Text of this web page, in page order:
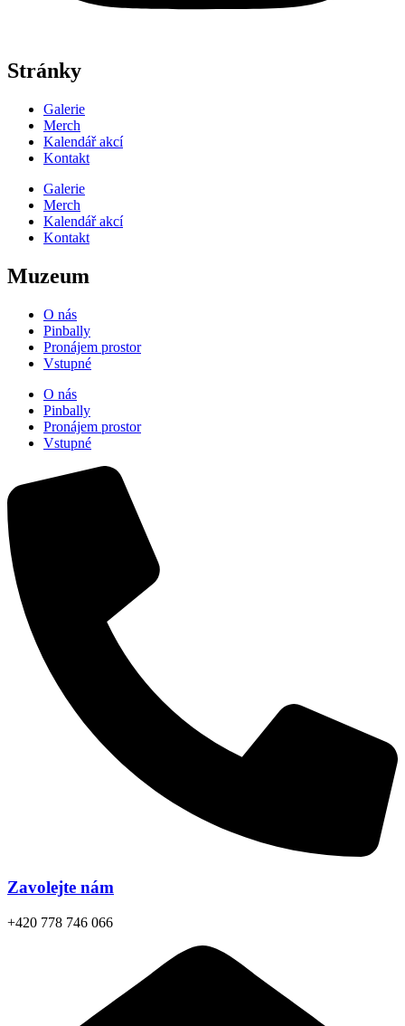
Stránky
Galerie
Merch
Kalendář akcí
Kontakt
Galerie
Merch
Kalendář akcí
Kontakt
Muzeum
O nás
Pinbally
Pronájem prostor
Vstupné
O nás
Pinbally
Pronájem prostor
Vstupné
Zavolejte nám
+420 778 746 066